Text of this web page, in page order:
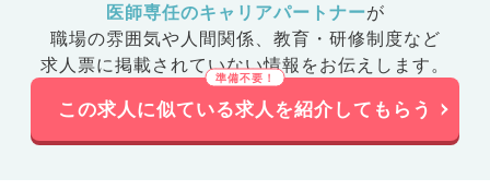
医師専任のキャリアパートナーが
職場の雰囲気や人間関係、 教育・研修制度など
求人票に掲載されていない情報をお伝えします。
この求人に似ている求人を紹介してもらう